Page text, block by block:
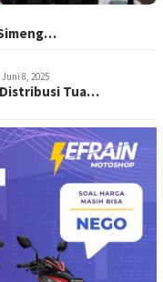
Juni 8, 2025
Distribusi Tua…